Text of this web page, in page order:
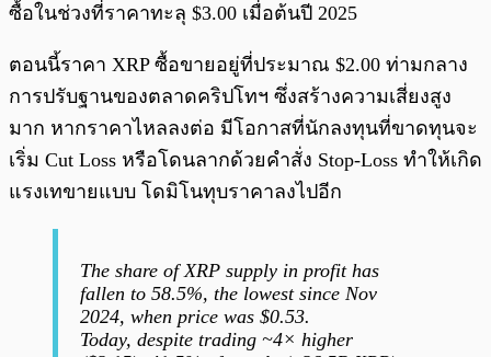
ซื้อในช่วงที่ราคาทะลุ $3.00 เมื่อต้นปี 2025
ตอนนี้ราคา XRP ซื้อขายอยู่ที่ประมาณ $2.00 ท่ามกลาง
การปรับฐานของตลาดคริปโทฯ ซึ่งสร้างความเสี่ยงสูง
มาก หากราคาไหลลงต่อ มีโอกาสที่นักลงทุนที่ขาดทุนจะ
เริ่ม Cut Loss หรือโดนลากด้วยคำสั่ง Stop-Loss ทำให้เกิด
แรงเทขายแบบ โดมิโนทุบราคาลงไปอีก
The share of XRP supply in profit has
fallen to 58.5%, the lowest since Nov
2024, when price was $0.53.
Today, despite trading ~4× higher